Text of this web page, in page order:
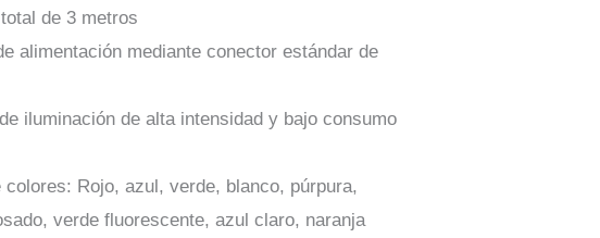
de 3 metros
alimentación mediante conector estándar de
iluminación de alta intensidad y bajo consumo
colores: Rojo, azul, verde, blanco, púrpura,
verde fluorescente, azul claro, naranja